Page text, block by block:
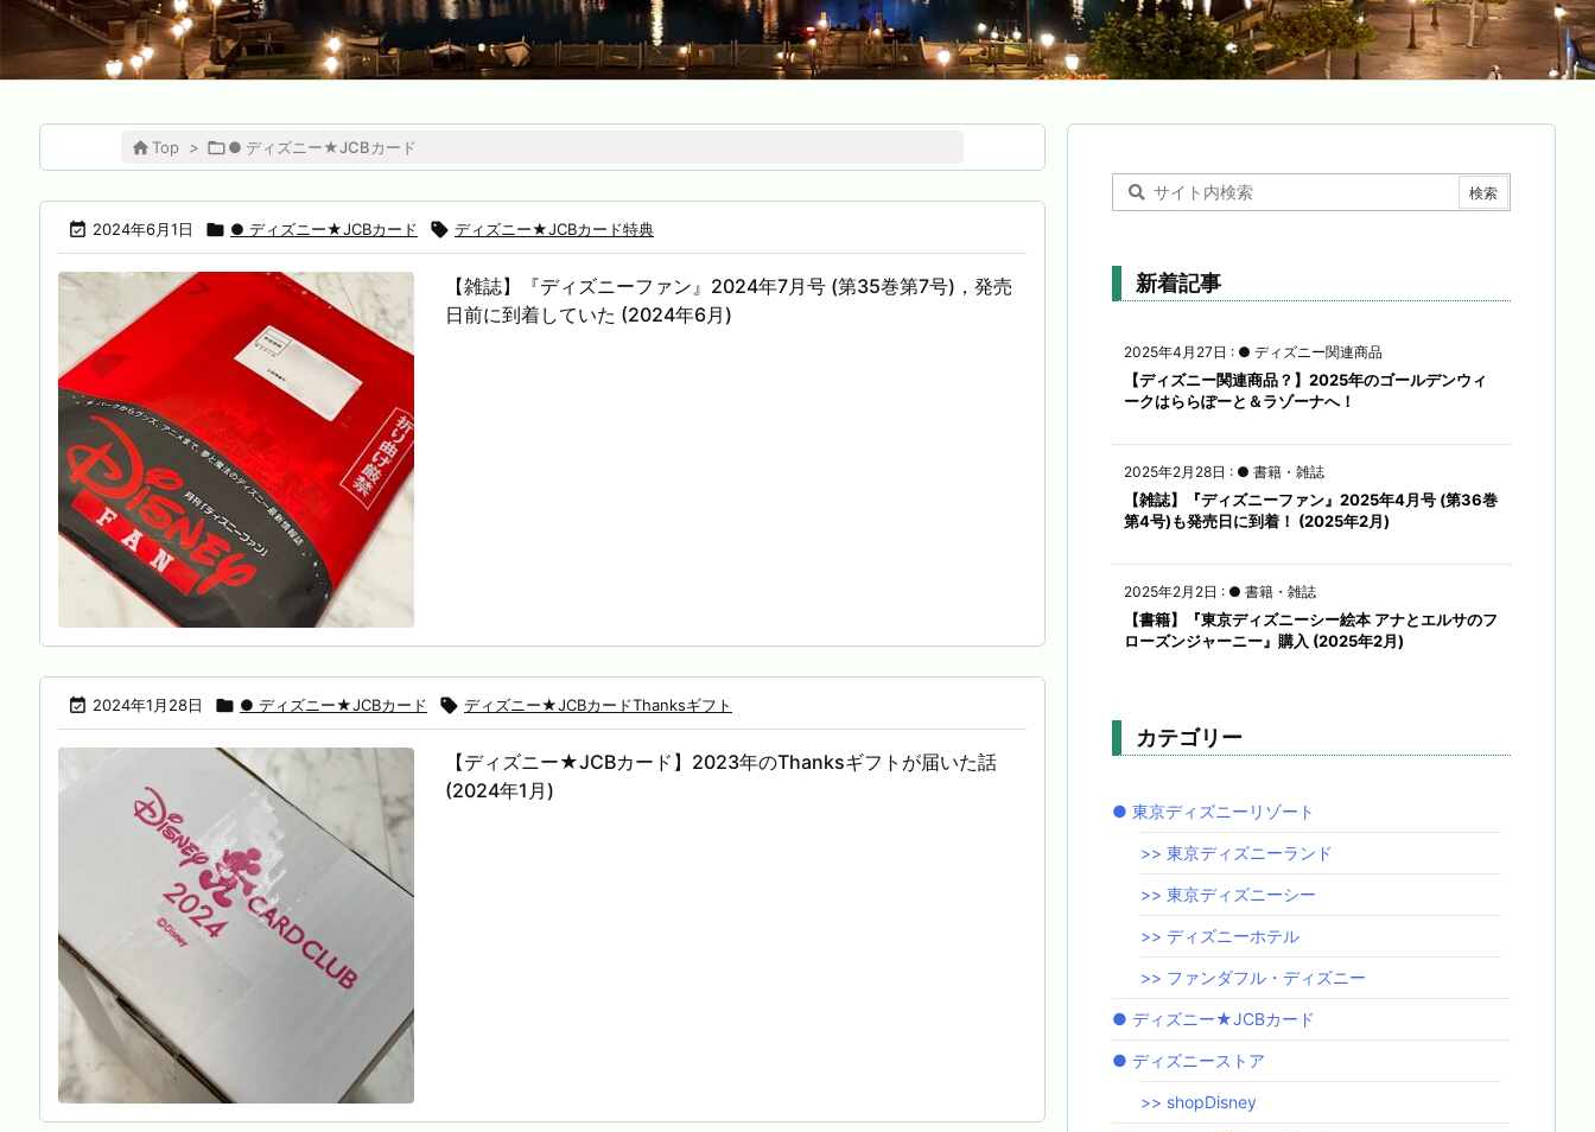
Top > ● ディズニー★JCBカード
 2024年6月1日  ● ディズニー★JCBカード  ディズニー★JCBカード特典
【雑誌】『ディズニーファン』2024年7月号 (第35巻第7号)，発売
日前に到着していた (2024年6月)
 2024年1月28日  ● ディズニー★JCBカード  ディズニー★JCBカードThanksギフト
【ディズニー★JCBカード】2023年のThanksギフトが届いた話
(2024年1月)
新着記事
2025年4月27日 : ● ディズニー関連商品
【ディズニー関連商品？】2025年のゴールデンウィ
ークはららぽーと＆ラゾーナへ！
2025年2月28日 : ● 書籍・雑誌
【雑誌】『ディズニーファン』2025年4月号 (第36巻
第4号)も発売日に到着！ (2025年2月)
2025年2月2日 : ● 書籍・雑誌
【書籍】『東京ディズニーシー絵本 アナとエルサのフ
ローズンジャーニー』購入 (2025年2月)
カテゴリー
● 東京ディズニーリゾート
>> 東京ディズニーランド
>> 東京ディズニーシー
>> ディズニーホテル
>> ファンダフル・ディズニー
● ディズニー★JCBカード
● ディズニーストア
>> shopDisney